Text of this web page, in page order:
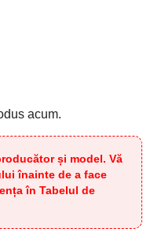
acum.
și model. Vă
înainte de a face
în Tabelul de